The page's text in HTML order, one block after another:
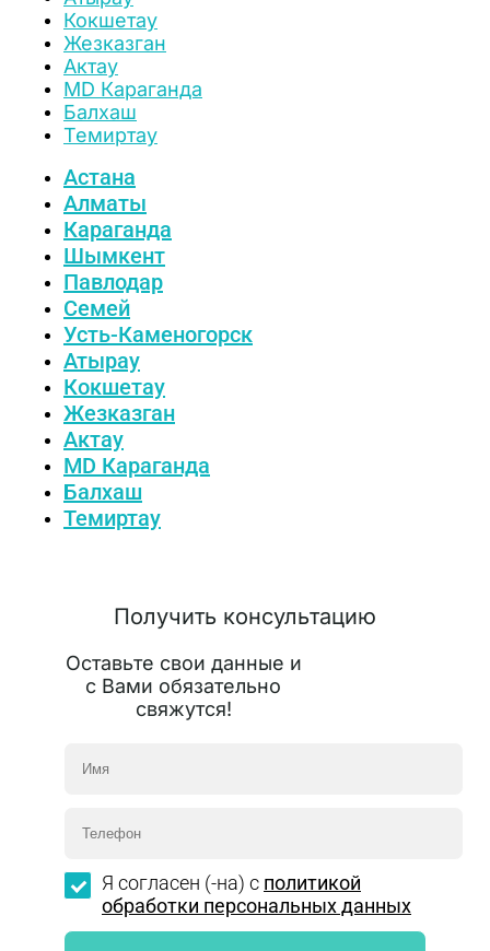
Кокшетау
Жезказган
Актау
MD Караганда
Балхаш
Темиртау
Астана
Алматы
Караганда
Шымкент
Павлодар
Семей
Усть-Каменогорск
Атырау
Кокшетау
Жезказган
Актау
MD Караганда
Балхаш
Темиртау
Получить консультацию
Оставьте свои данные и
с Вами обязательно
свяжутся!
Я согласен (-на) с политикой
обработки персональных данных